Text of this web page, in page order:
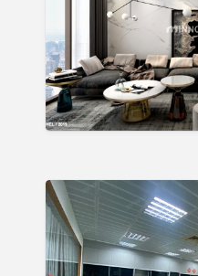
高
清
數
位
噴
石
晶
薄
板
【台
北
市
內